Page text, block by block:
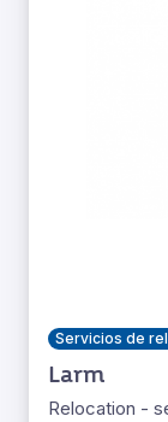
Servicios de
Larm
Relocation -